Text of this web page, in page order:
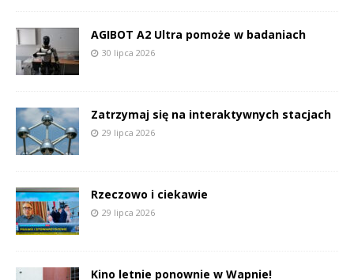
AGIBOT A2 Ultra pomoże w badaniach
30 lipca 2026
Zatrzymaj się na interaktywnych stacjach
29 lipca 2026
Rzeczowo i ciekawie
29 lipca 2026
Kino letnie ponownie w Wapnie!